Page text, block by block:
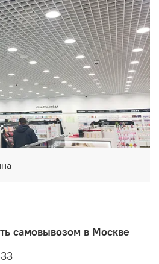
самовывозом в Москве